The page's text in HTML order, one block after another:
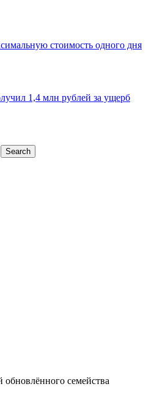
стоимость одного дня
1,4 млн рублей за ущерб
семейства